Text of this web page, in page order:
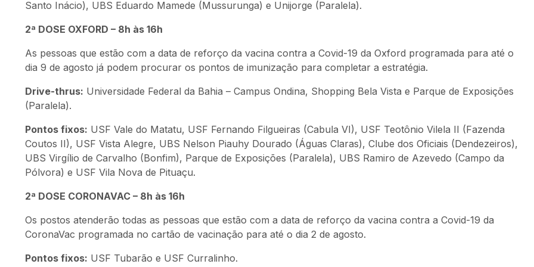
Santo Inácio), UBS Eduardo Mamede (Mussurunga) e Unijorge (Paralela).
2ª DOSE OXFORD – 8h às 16h
As pessoas que estão com a data de reforço da vacina contra a Covid-19 da Oxford programada para até o
dia 9 de agosto já podem procurar os pontos de imunização para completar a estratégia.
Drive-thrus: Universidade Federal da Bahia – Campus Ondina, Shopping Bela Vista e Parque de Exposições
(Paralela).
Pontos fixos: USF Vale do Matatu, USF Fernando Filgueiras (Cabula VI), USF Teotônio Vilela II (Fazenda
Coutos II), USF Vista Alegre, UBS Nelson Piauhy Dourado (Águas Claras), Clube dos Oficiais (Dendezeiros),
UBS Virgílio de Carvalho (Bonfim), Parque de Exposições (Paralela), UBS Ramiro de Azevedo (Campo da
Pólvora) e USF Vila Nova de Pituaçu.
2ª DOSE CORONAVAC – 8h às 16h
Os postos atenderão todas as pessoas que estão com a data de reforço da vacina contra a Covid-19 da
CoronaVac programada no cartão de vacinação para até o dia 2 de agosto.
Pontos fixos: USF Tubarão e USF Curralinho.